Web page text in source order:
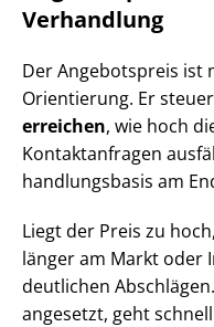
Verhandlung
Der Angebotspreis ist
Orientierung. Er
erreichen, wie hoch
Kontaktanfragen
hand­lungs­ba­sis am
Liegt der Preis zu
länger am Markt oder
deutlichen
angesetzt, geht